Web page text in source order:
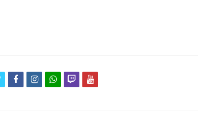
twitterfacebookinstagramwhatsapp
twitchyoutube